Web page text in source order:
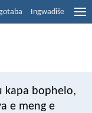
Ingwadiše
kapa bophelo,
e meng e